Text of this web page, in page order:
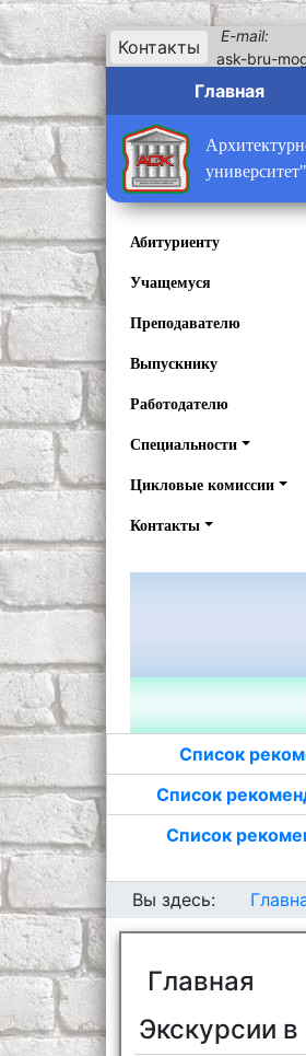
Контакты
E-mail:
ask-bru-
Главная
университет"
Абитуриенту
Учащемуся
Преподавателю
Выпускнику
Работодателю
Специальности
Цикловые комиссии
Контакты
Список
Список
Список
Вы здесь:
Главная
Экскурсии